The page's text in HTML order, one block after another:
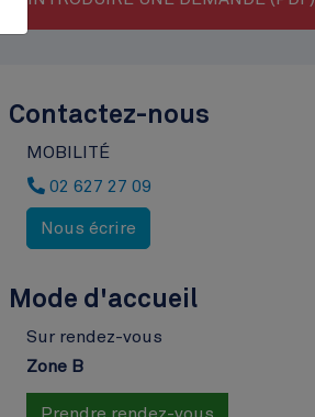
Contactez-nous
MOBILITÉ
02 627 27 09
Nous écrire
Horaire
Mode d'accueil
Sur rendez-vous
Zone B
Prendre rendez-vous